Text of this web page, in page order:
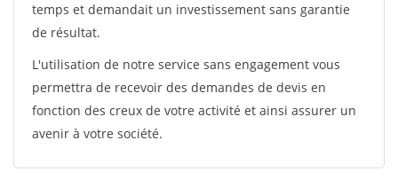
temps et demandait un investissement sans garantie
de résultat.
L'utilisation de notre service sans engagement vous
permettra de recevoir des demandes de devis en
fonction des creux de votre activité et ainsi assurer un
avenir à votre société.